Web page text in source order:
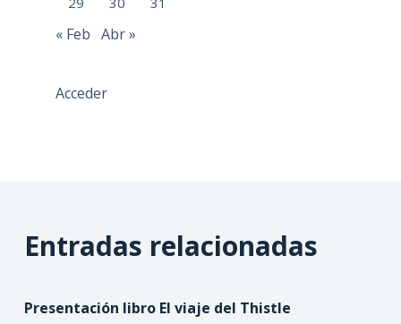
« Feb Abr »
Acceder
Entradas relacionadas
Presentación libro El viaje del Thistle